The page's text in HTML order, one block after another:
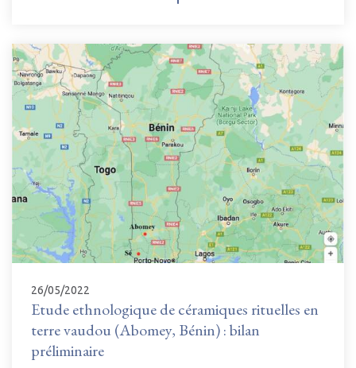
26/05/2022
Etude ethnologique de céramiques rituelles en
terre vaudou (Abomey, Bénin) : bilan
préliminaire